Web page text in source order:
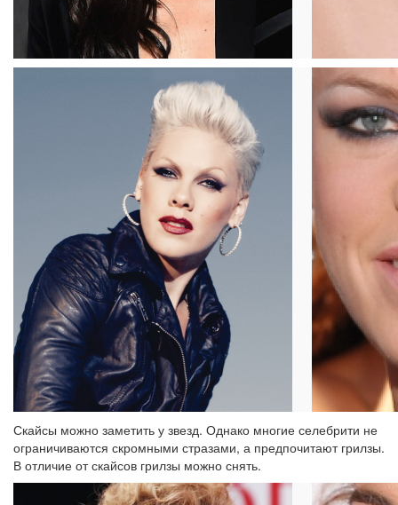
Скайсы можно заметить у звезд. Однако многие селебрити не
ограничиваются скромными стразами, а предпочитают грилзы.
В отличие от скайсов грилзы можно снять.